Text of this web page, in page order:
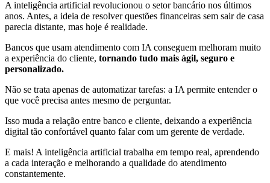
A inteligência artificial revolucionou o setor bancário nos últimos
anos. Antes, a ideia de resolver questões financeiras sem sair de casa
parecia distante, mas hoje é realidade.
Bancos que usam atendimento com IA conseguem melhoram muito
a experiência do cliente, tornando tudo mais ágil, seguro e
personalizado.
Não se trata apenas de automatizar tarefas: a IA permite entender o
que você precisa antes mesmo de perguntar.
Isso muda a relação entre banco e cliente, deixando a experiência
digital tão confortável quanto falar com um gerente de verdade.
E mais! A inteligência artificial trabalha em tempo real, aprendendo
a cada interação e melhorando a qualidade do atendimento
constantemente.